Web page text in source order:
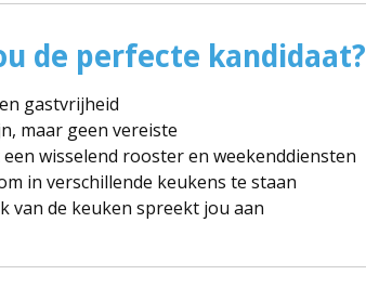
de perfecte kandidaat?
gastvrijheid
maar geen vereiste
wisselend rooster en weekenddiensten
in verschillende keukens te staan
van de keuken spreekt jou aan